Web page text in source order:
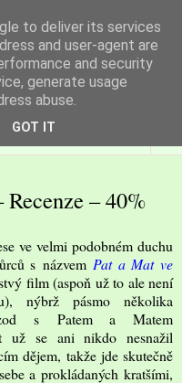
v kinech
– 40%
ve velmi podobném duchu
s názvem Pat a Mat ve
film (aspoň už to ale není
nýbrž pásmo několika
s Patem a Matem
už se ani nikdo nesnažil
dějem, takže jde skutečně
a prokládaných kratšími,
to deliver its services
and user-agent are
and security
generate usage
abuse.
GOT IT